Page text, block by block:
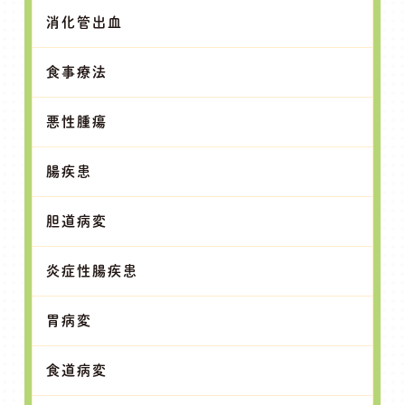
消化管出血
食事療法
悪性腫瘍
腸疾患
胆道病変
炎症性腸疾患
胃病変
食道病変